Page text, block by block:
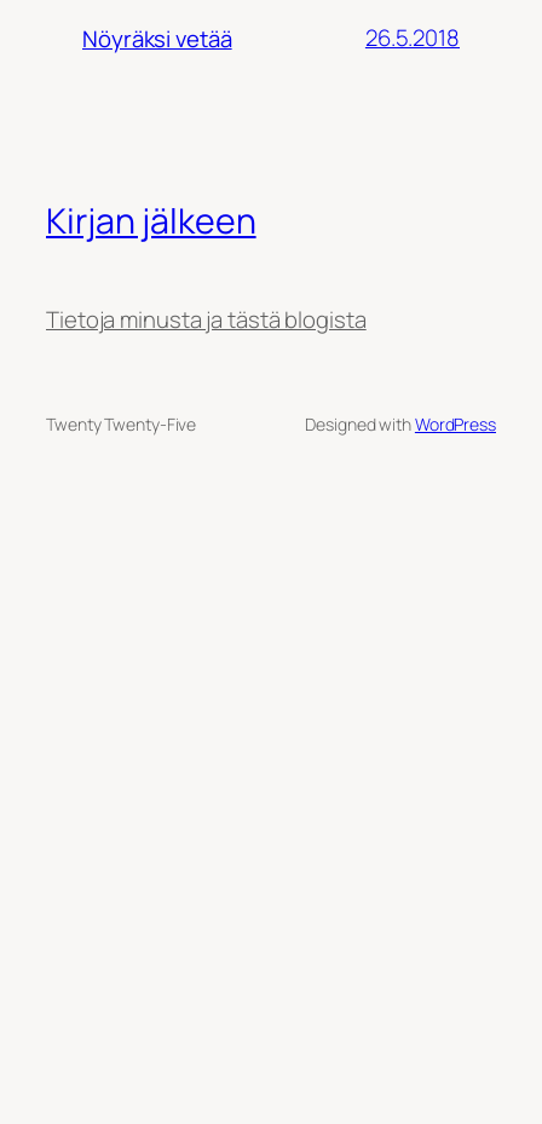
Nöyräksi vetää 26.5.2018
Kirjan jälkeen
Tietoja minusta ja tästä blogista
Twenty Twenty-Five Designed withWordPress